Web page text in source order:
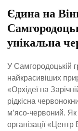
Єдина на
унікальна
У Самгородоцькій
найкрасивіших
«Орхідеї на
рідкісна
м’ясо-червоний. Як
організації